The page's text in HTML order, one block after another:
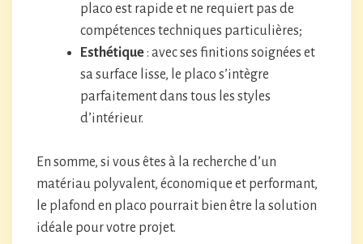
placo est rapide et ne requiert pas de
compétences techniques particulières;
Esthétique: avec ses finitions soignées et
sa surface lisse, le placo s’intègre
parfaitement dans tous les styles
d’intérieur.
En somme, si vous êtes à la recherche d’un
matériau polyvalent, économique et performant,
le plafond en placo pourrait bien être la solution
idéale pour votre projet.